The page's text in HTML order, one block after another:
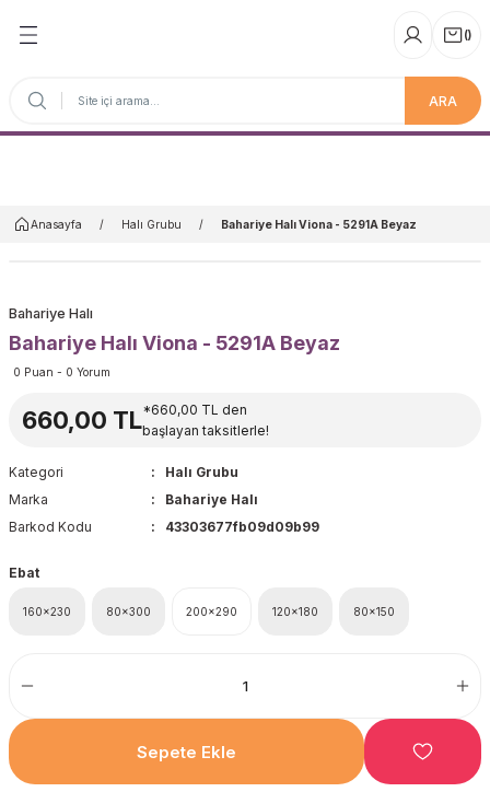
ARA
()
Anasayfa Halı Grubu Bahariye Halı Viona - 5291A Beyaz
Bahariye Halı
Bahariye Halı Viona - 5291A Beyaz
0 Puan - 0 Yorum
660,00 TL*660,00 TL den
başlayan taksitlerle!
Kategori
Halı Grubu
Marka
Bahariye Halı
Barkod Kodu
43303677fb09d09b99
Ebat
160x230 80x300 200x290 120x180 80x150
Sepete Ekle